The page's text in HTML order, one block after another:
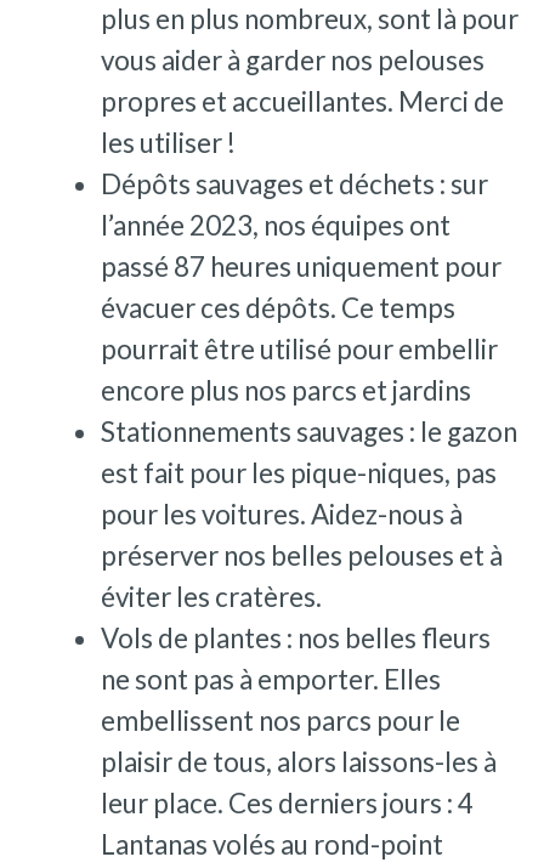
plus en plus nombreux, sont là pour
vous aider à garder nos pelouses
propres et accueillantes. Merci de
les utiliser !
Dépôts sauvages et déchets : sur
l’année 2023, nos équipes ont
passé 87 heures uniquement pour
évacuer ces dépôts. Ce temps
pourrait être utilisé pour embellir
encore plus nos parcs et jardins
Stationnements sauvages : le gazon
est fait pour les pique-niques, pas
pour les voitures. Aidez-nous à
préserver nos belles pelouses et à
éviter les cratères.
Vols de plantes : nos belles fleurs
ne sont pas à emporter. Elles
embellissent nos parcs pour le
plaisir de tous, alors laissons-les à
leur place. Ces derniers jours : 4
Lantanas volés au rond-point